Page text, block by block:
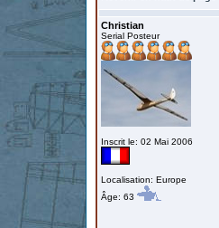
Christian
Serial Posteur
Inscrit le: 02 Mai 2006
Localisation: Europe
Âge: 63